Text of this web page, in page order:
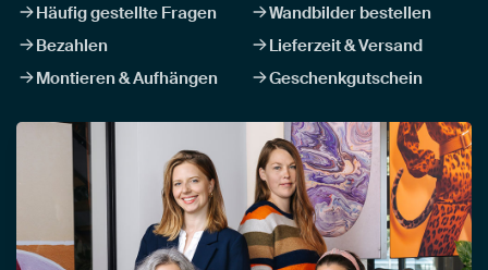
Häufig gestellte Fragen
Wandbilder bestellen
Bezahlen
Lieferzeit & Versand
Montieren & Aufhängen
Geschenkgutschein